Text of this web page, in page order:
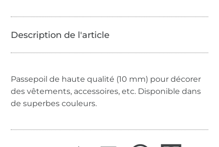
Passepoil de haute qualité (10 mm) pour décorer
des vêtements, accessoires, etc. Disponible dans
de superbes couleurs.